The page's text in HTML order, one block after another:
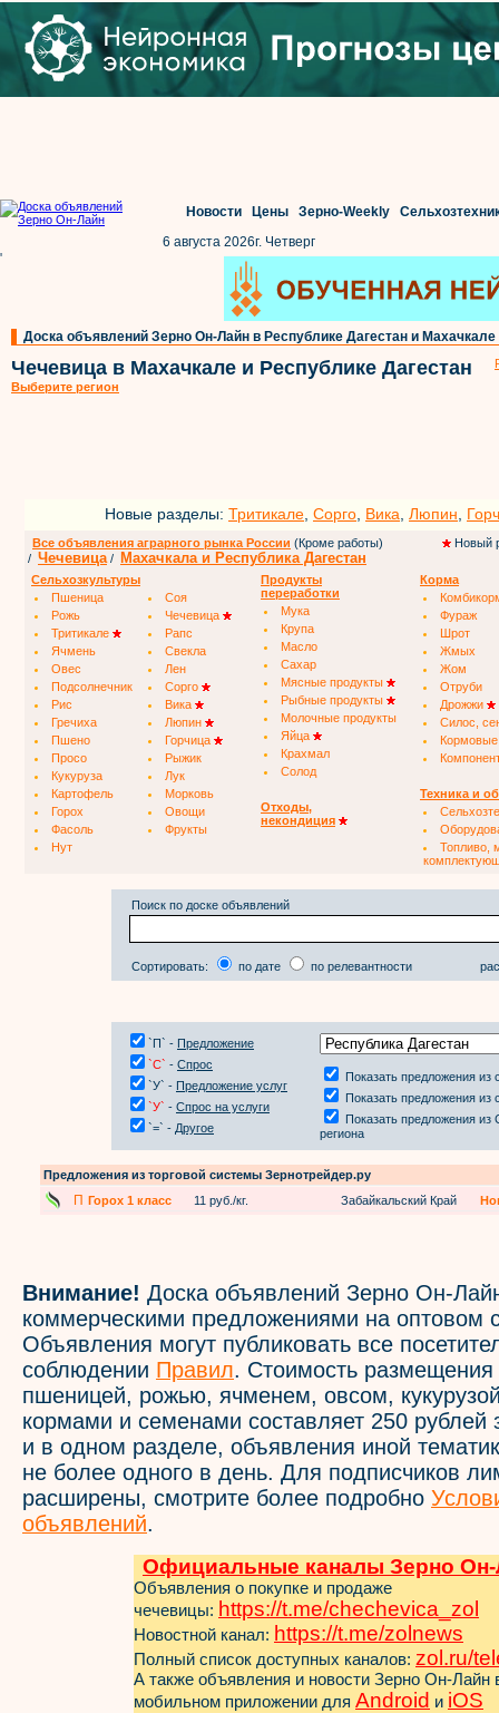
Новости Цены Зерно-Weekly
6 августа 2026г. Четверг
'
Доска объявлений Зерно Он-Лайн в Республике Дагестан и Махачкале
Чечевица в Махачкале и Республике Дагестан
Выберите регион
Новые разделы: Тритикале Сорго Вика Люпин
Все объявления аграрного рынка России (Кроме работы)
Новый
/ Чечевица / Махачкала и Республика Дагестан
Сельхозкультуры
Пшеница
Соя
Рожь
Чечевица
Тритикале
Рапс
Ячмень
Свекла
Овес
Лен
Подсолнечник
Сорго
Рис
Вика
Гречиха
Люпин
Пшено
Горчица
Просо
Рыжик
Кукуруза
Лук
Картофель
Морковь
Горох
Овощи
Фасоль
Фрукты
Нут
Продукты
переработки
Мука
Крупа
Масло
Сахар
Мясные продукты
Рыбные продукты
Молочные продукты
Яйца
Крахмал
Солод
Отходы,
некондиция
Корма
Фураж
Шрот
Жмых
Жом
Отруби
Дрожжи
Силос,
Техника и
Топливо,
Поиск по доске объявлений
Сортировать: по дате по релевантности
`П` - Предложение
`С` - Спрос
`У` - Предложение услуг
`У` - Спрос на услуги
`=` - Другое
Показать предложения из
Показать предложения из
Показать предложения из
региона
Предложения из торговой системы Зернотрейдер.ру
П Горох 1 класс 11 руб./кг. Забайкальский Край
Внимание! Доска объявлений Зерно Он-
коммерческими предложениями на оптовом
Объявления могут публиковать все
соблюдении Правил. Стоимость
пшеницей, рожью, ячменем, овсом,
кормами и семенами составляет 250 рублей
и в одном разделе, объявления иной
не более одного в день. Для подписчиков
расширены, смотрите более подробно
объявлений.
Официальные каналы Зерно Он-
Объявления о покупке и продаже
чечевицы: https://t.me/chechevica_zol
Новостной канал: https://t.me/zol news
Полный список доступных каналов: zol.ru/
А также объявления и новости Зерно Он-Лайн
мобильном приложении для Android и iOS